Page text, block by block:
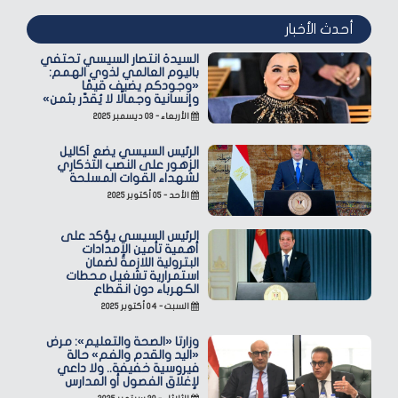
أحدث الأخبار
السيدة انتصار السيسي تحتفي
باليوم العالمي لذوي الهمم:
«وجودكم يضيف قيمًا
وإنسانية وجمالًا لا يُقدّر بثمن»
الأربعاء - ٠٣ ديسمبر ٢٠٢٥
الرئيس السيسي يضع أكاليل
الزهور على النصب التذكاري
لشهداء القوات المسلحة
الأحد - ٠٥ أكتوبر ٢٠٢٥
الرئيس السيسي يؤكد على
أهمية تأمين الإمدادات
البترولية اللازمة لضمان
استمرارية تشغيل محطات
الكهرباء دون انقطاع
السبت - ٠٤ أكتوبر ٢٠٢٥
وزارتا «الصحة والتعليم»: مرض
«اليد والقدم والفم» حالة
فيروسية خفيفة.. ولا داعي
لإغلاق الفصول أو المدارس